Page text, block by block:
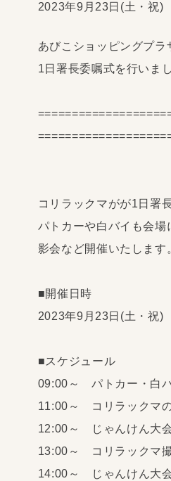
2023年9月23日(土・祝)
あびこショッピングプ
1日署長委嘱式を行いま
コリラックマがが1日署
パトカーや白バイも会場
影会など開催いたします
■開催日時
2023年9月23日(土・祝
■スケジュール
09:00～ パトカー・白
11:00～ コリラックマ
12:00～ じゃんけん大
13:00～ コリラックマ
14:00～ じゃんけん大